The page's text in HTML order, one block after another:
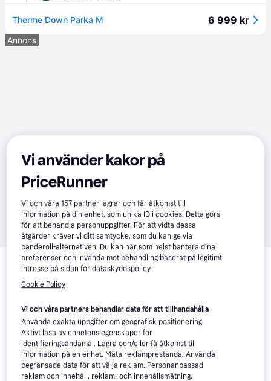
Therme Down Parka M 6 999 kr
Annons
Relaterade produkter
Vi har plockat fram ett urval av produkter som kanske skulle
intressera dig.
Trendande
Vi använder kakor på
PriceRunner
Vi och våra157 partner lagrar och får åtkomst till
information på din enhet, som unika ID i cookies. Detta görs
för att behandla personuppgifter. För att vidta dessa
åtgärder kräver vi ditt samtycke, som du kan ge via
banderoll-alternativen. Du kan när som helst hantera dina
preferenser och invända mot behandling baserat på legitimt
intresse på sidan för dataskyddspolicy.
Cookie Policy
Vi och våra partners behandlar data för att tillhandahålla
Använda exakta uppgifter om geografisk positionering.
Aktivt läsa av enhetens egenskaper för
identifieringsändamål. Lagra och/eller få åtkomst till
information på en enhet. Mäta reklamprestanda. Använda
begränsade data för att välja reklam. Personanpassad
reklam och innehåll, reklam- och innehållsmätning,